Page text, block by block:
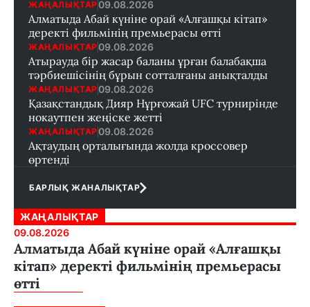
ЖАҢАЛЫҚТАР 09.08.2026
Алматыда Абай күніне орай «Алғашқы кітап»
деректі фильмінің премьерасы өтті
ЖАҢАЛЫҚТАР 09.08.2026
Атырауда бір жасар баланы ұрған балабақша
тәрбиешісінің бұрын сотталғаны анықталды
ЖАҢАЛЫҚТАР 09.08.2026
Қазақстандық Дияр Нұрғожай UFC турнирінде
нокаутпен жеңіске жетті
ЖАҢАЛЫҚТАР 09.08.2026
Ақтаудың орталығында жолда кроссовер
өртенді
БАРЛЫҚ ЖАНАЛЫҚТАР
ЖАҢАЛЫҚТАР
09.08.2026
Алматыда Абай күніне орай «Алғашқы
кітап» деректі фильмінің премьерасы
өтті